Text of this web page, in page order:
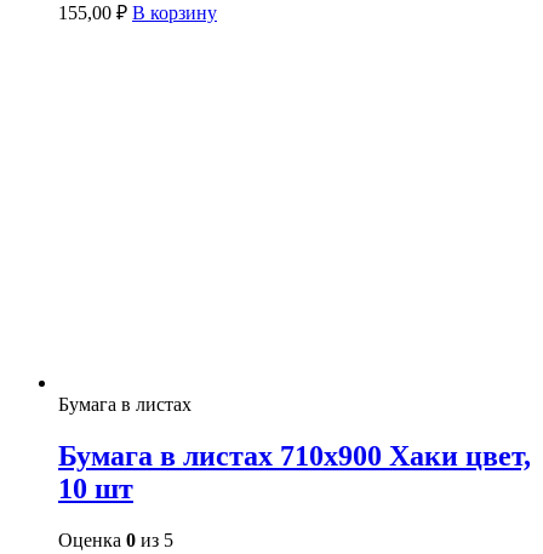
155,00 ₽ В корзину
Бумага в листах
Бумага в листах 710х900 Хаки цвет,
10 шт
Оценка 0 из 5